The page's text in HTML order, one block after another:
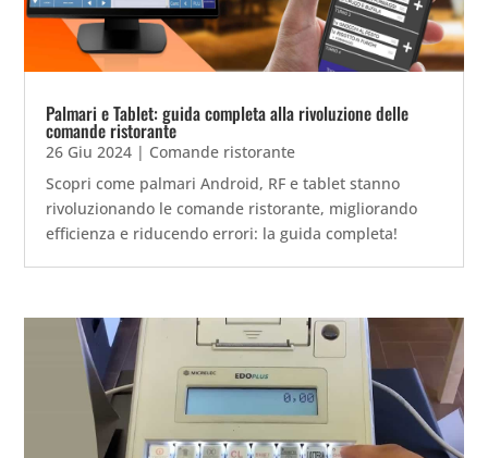
Palmari e Tablet: guida completa alla rivoluzione delle
comande ristorante
26 Giu 2024 | Comande ristorante
Scopri come palmari Android, RF e tablet stanno
rivoluzionando le comande ristorante, migliorando
efficienza e riducendo errori: la guida completa!